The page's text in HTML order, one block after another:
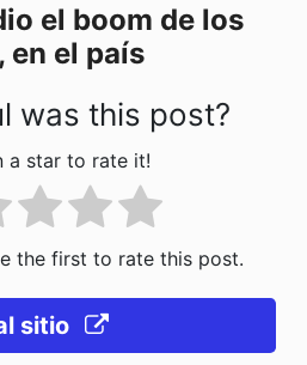
el boom de los
en el país
was this post?
a star to rate it!
the first to rate this post.
sitio